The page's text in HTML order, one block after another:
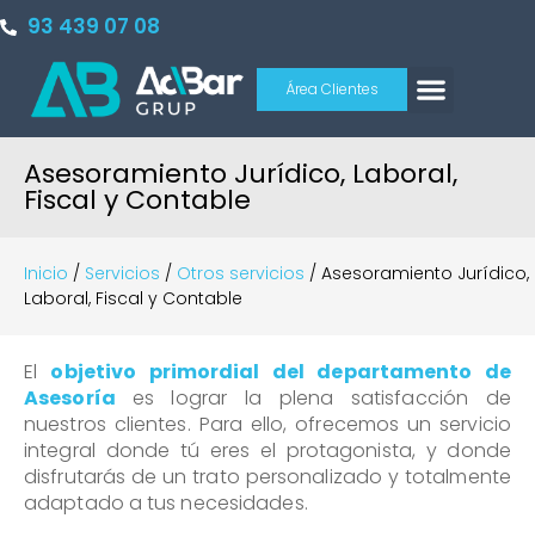
93 439 07 08
Área Clientes
Asesoramiento Jurídico, Laboral,
Fiscal y Contable
Inicio / Servicios / Otros servicios / Asesoramiento Jurídico,
Laboral, Fiscal y Contable
El objetivo primordial del departamento de
Asesoría es lograr la plena satisfacción de
nuestros clientes. Para ello, ofrecemos un servicio
integral donde tú eres el protagonista, y donde
disfrutarás de un trato personalizado y totalmente
adaptado a tus necesidades.